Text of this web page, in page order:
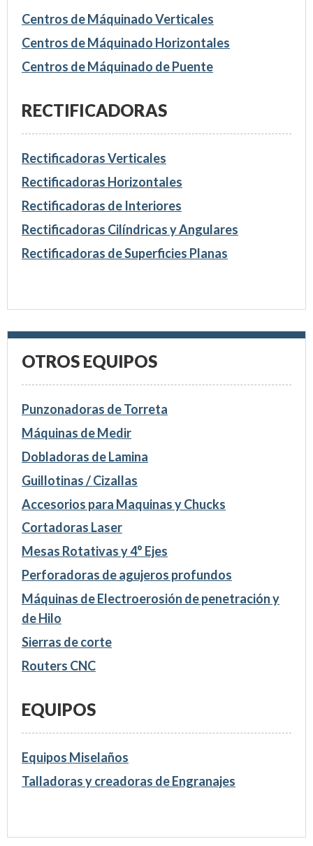
Centros de Máquinado Verticales
Centros de Máquinado Horizontales
Centros de Máquinado de Puente
RECTIFICADORAS
Rectificadoras Verticales
Rectificadoras Horizontales
Rectificadoras de Interiores
Rectificadoras Cilíndricas y Angulares
Rectificadoras de Superficies Planas
OTROS EQUIPOS
Punzonadoras de Torreta
Máquinas de Medir
Dobladoras de Lamina
Guillotinas / Cizallas
Accesorios para Maquinas y Chucks
Cortadoras Laser
Mesas Rotativas y 4° Ejes
Perforadoras de agujeros profundos
Máquinas de Electroerosión de penetración y
de Hilo
Sierras de corte
Routers CNC
EQUIPOS
Equipos Miselaños
Talladoras y creadoras de Engranajes